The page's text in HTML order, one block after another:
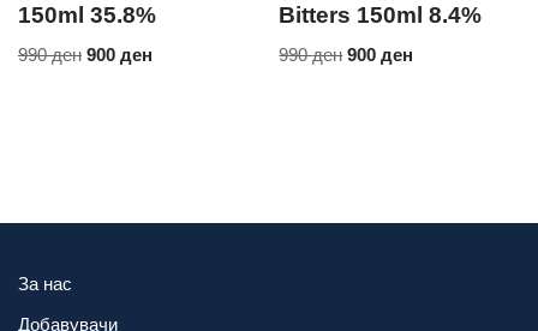
150ml 35.8%
990ден 900 ден
Bitters 150ml 8.4%
990ден 900ден
За нас
Добавувачи